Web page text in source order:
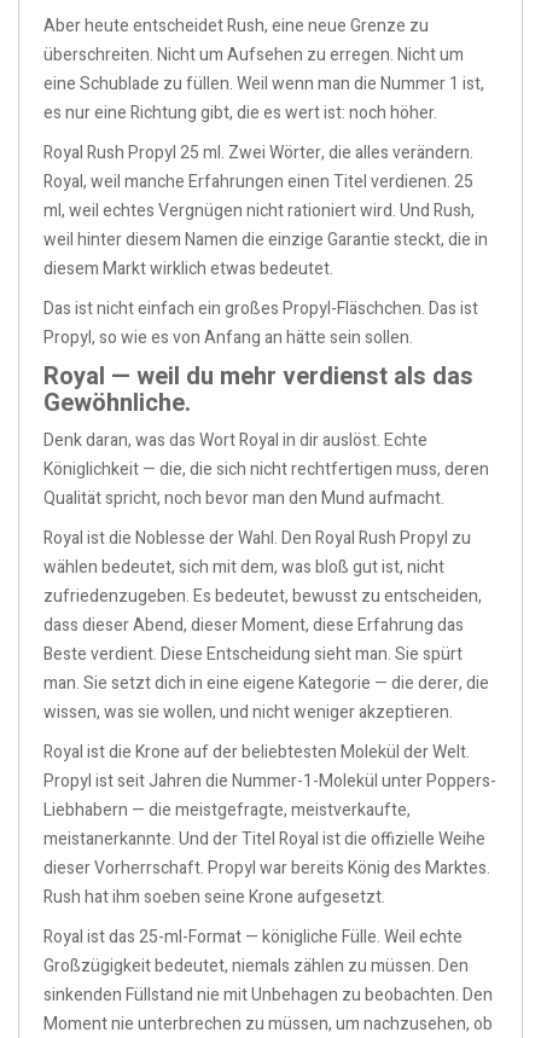
Aber heute entscheidet Rush, eine neue Grenze zu
überschreiten. Nicht um Aufsehen zu erregen. Nicht um
eine Schublade zu füllen. Weil wenn man die Nummer 1 ist,
es nur eine Richtung gibt, die es wert ist: noch höher.
Royal Rush Propyl 25 ml. Zwei Wörter, die alles verändern.
Royal, weil manche Erfahrungen einen Titel verdienen. 25
ml, weil echtes Vergnügen nicht rationiert wird. Und Rush,
weil hinter diesem Namen die einzige Garantie steckt, die in
diesem Markt wirklich etwas bedeutet.
Das ist nicht einfach ein großes Propyl-Fläschchen. Das ist
Propyl, so wie es von Anfang an hätte sein sollen.
Royal — weil du mehr verdienst als das
Gewöhnliche.
Denk daran, was das Wort Royal in dir auslöst. Echte
Königlichkeit — die, die sich nicht rechtfertigen muss, deren
Qualität spricht, noch bevor man den Mund aufmacht.
Royal ist die Noblesse der Wahl. Den Royal Rush Propyl zu
wählen bedeutet, sich mit dem, was bloß gut ist, nicht
zufriedenzugeben. Es bedeutet, bewusst zu entscheiden,
dass dieser Abend, dieser Moment, diese Erfahrung das
Beste verdient. Diese Entscheidung sieht man. Sie spürt
man. Sie setzt dich in eine eigene Kategorie — die derer, die
wissen, was sie wollen, und nicht weniger akzeptieren.
Royal ist die Krone auf der beliebtesten Molekül der Welt.
Propyl ist seit Jahren die Nummer-1-Molekül unter Poppers-
Liebhabern — die meistgefragte, meistverkaufte,
meistanerkannte. Und der Titel Royal ist die offizielle Weihe
dieser Vorherrschaft. Propyl war bereits König des Marktes.
Rush hat ihm soeben seine Krone aufgesetzt.
Royal ist das 25-ml-Format — königliche Fülle. Weil echte
Großzügigkeit bedeutet, niemals zählen zu müssen. Den
sinkenden Füllstand nie mit Unbehagen zu beobachten. Den
Moment nie unterbrechen zu müssen, um nachzusehen, ob